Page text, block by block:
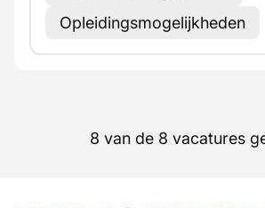
Opleidingsmogelijkheden
8 van de 8 vacatures